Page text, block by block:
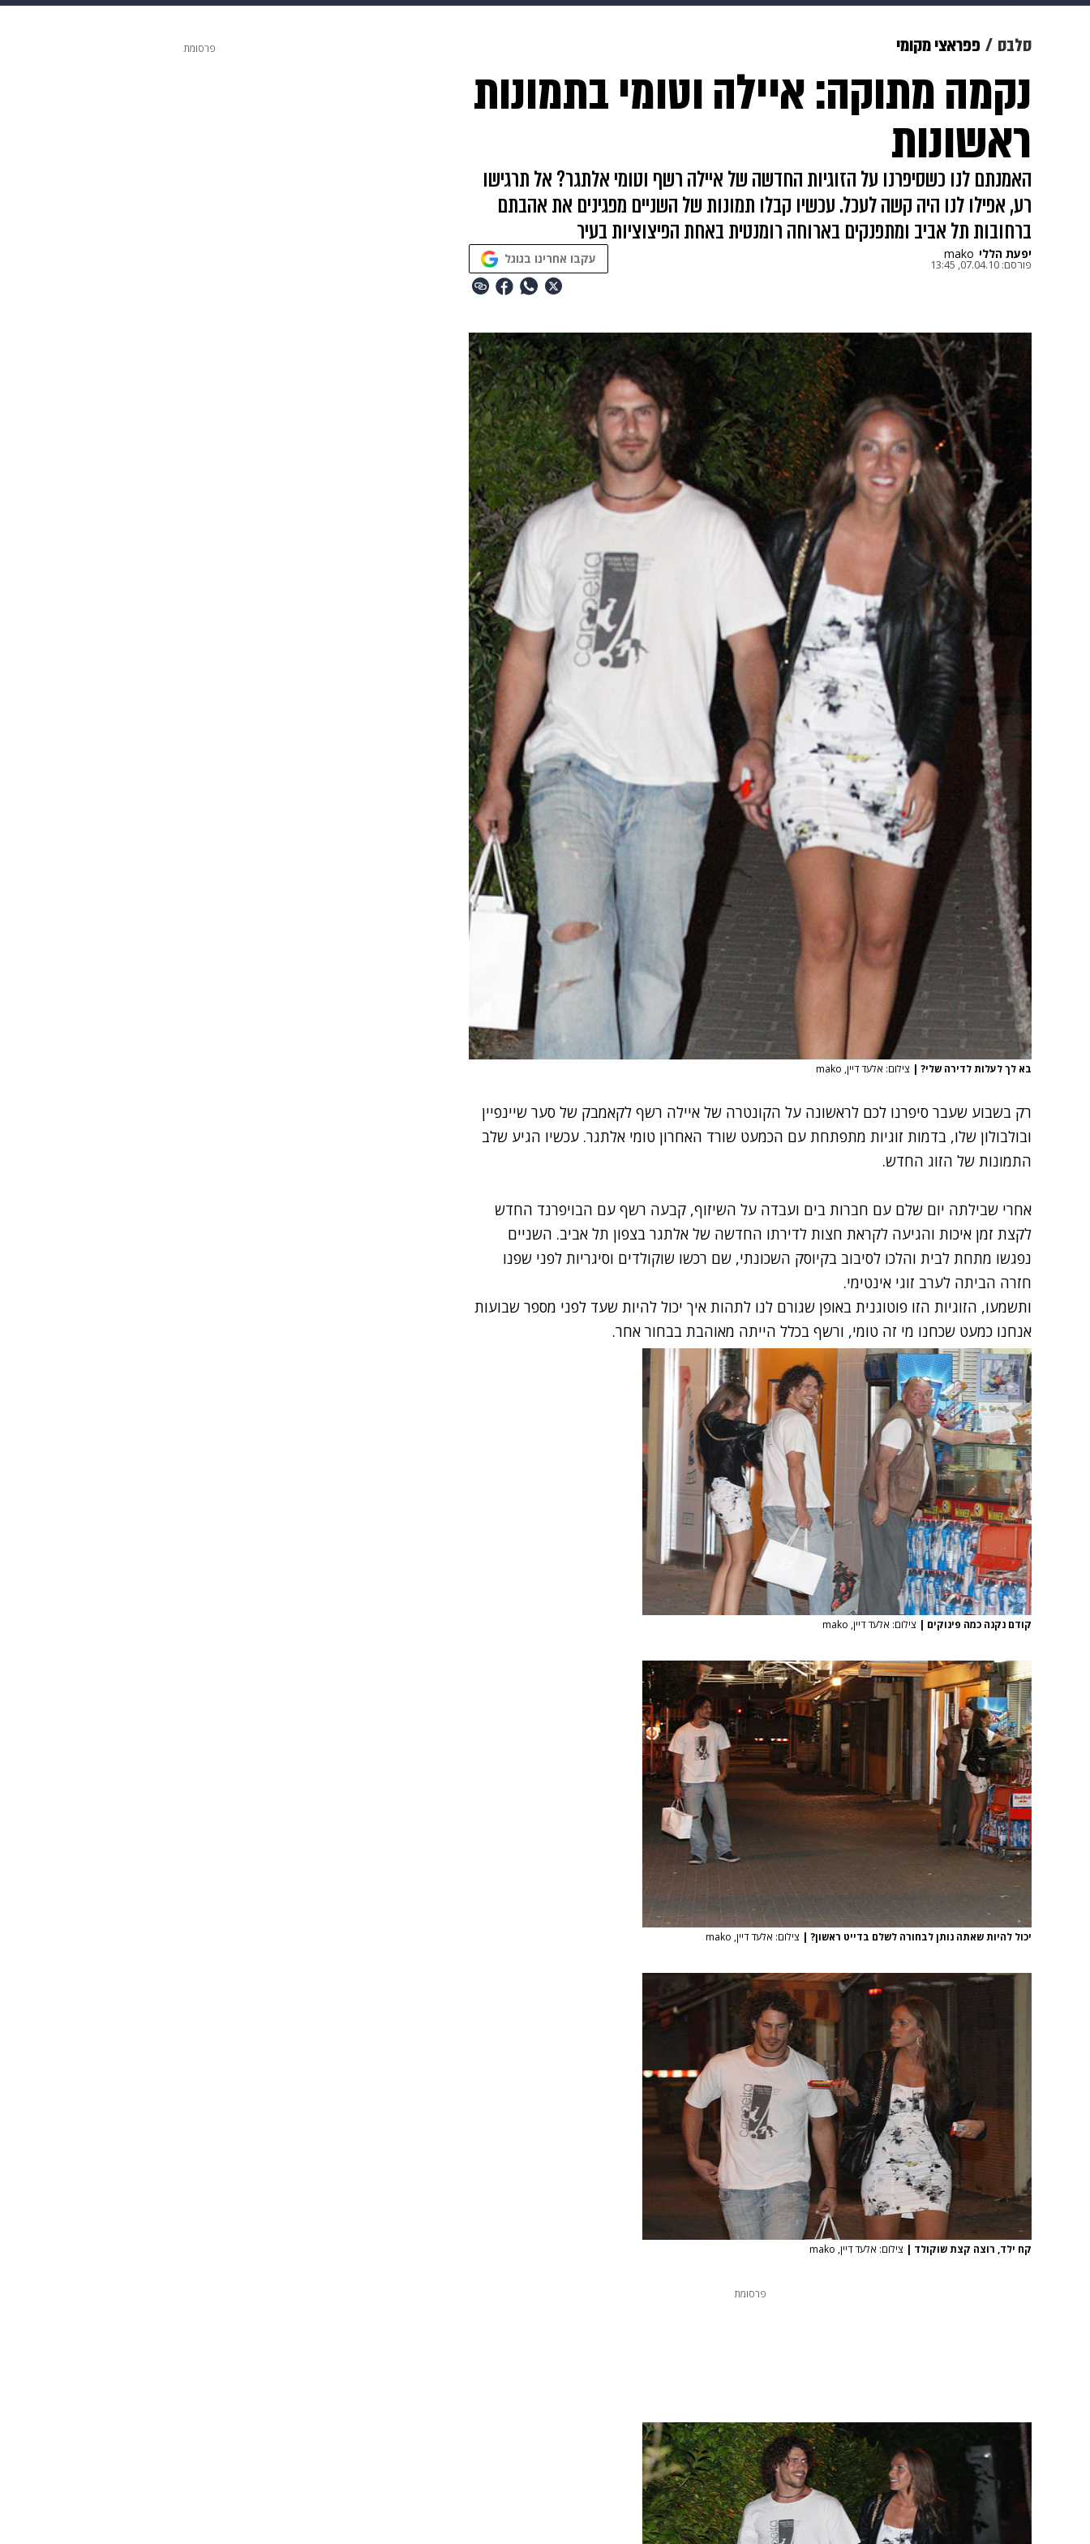
תרבות
גאווה ויוה משפט תשעה חודשים מתכונים פרויקטים מיוחדים
סלבס פפראצי מקומי
נקמה מתוקה: איילה וטומי בתמונות
ראשונות
האמנתם לנו כשסיפרנו על הזוגיות החדשה של איילה רשף וטומי אלתגר? אל תרגישו
רע, אפילו לנו היה קשה לעכל. עכשיו קבלו תמונות של השניים מפגינים את אהבתם
ברחובות תל אביב ומתפנקים בארוחה רומנטית באחת הפיצוציות בעיר
יפעת הללי mako
פורסם: 07.04.10, 13:45 עקבו אחרינו בגוגל
בא לך לעלות לדירה שלי? | צילום: אלעד דיין, mako
רק בשבוע שעבר סיפרנו לכם לראשונה על הקונטרה של איילה רשף לקאמבק של סער שיינפיין
ובולבולון שלו, בדמות זוגיות מתפתחת עם הכמעט שורד האחרון טומי אלתגר. עכשיו הגיע שלב
התמונות של הזוג החדש.
אחרי שבילתה יום שלם עם חברות בים ועבדה על השיזוף, קבעה רשף עם הבויפרנד החדש
לקצת זמן איכות והגיעה לקראת חצות לדירתו החדשה של אלתגר בצפון תל אביב. השניים
נפגשו מתחת לבית והלכו לסיבוב בקיוסק השכונתי, שם רכשו שוקולדים וסיגריות לפני שפנו
חזרה הביתה לערב זוגי אינטימי.
ותשמעו, הזוגיות הזו פוטוגנית באופן שגורם לנו לתהות איך יכול להיות שעד לפני מספר שבועות
אנחנו כמעט שכחנו מי זה טומי, ורשף בכלל הייתה מאוהבת בבחור אחר.
קודם נקנה כמה פינוקים | צילום: אלעד דיין, mako
יכול להיות שאתה נותן לבחורה לשלם בדייט ראשון? | צילום: אלעד דיין, mako
קח ילד, רוצה קצת שוקולד | צילום: אלעד דיין, mako
פרסומת
פרסומת